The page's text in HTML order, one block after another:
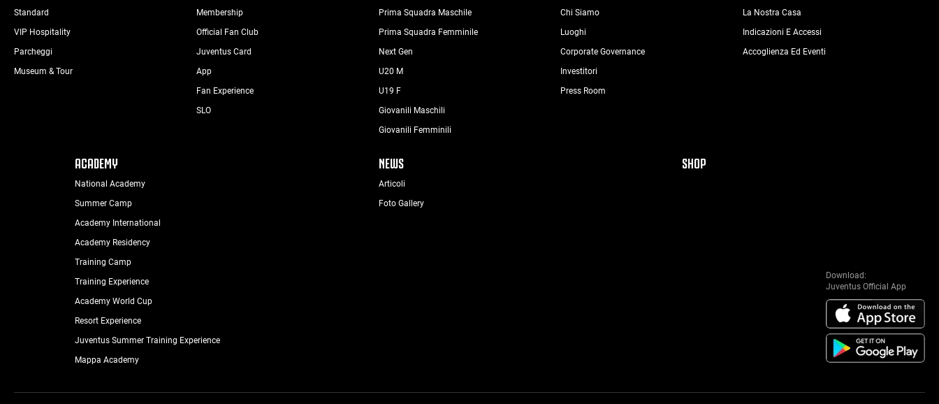
Standard
VIP Hospitality
Parcheggi
Museum & Tour
Membership
Official Fan Club
Juventus Card
App
Fan Experience
SLO
Prima Squadra Maschile
Prima Squadra Femminile
Next Gen
U20 M
U19 F
Giovanili Maschili
Giovanili Femminili
Chi Siamo
Luoghi
Corporate Governance
Investitori
Press Room
La Nostra Casa
Indicazioni E Accessi
Accoglienza Ed Eventi
ACADEMY
National Academy
Summer Camp
Academy International
Academy Residency
Training Camp
Training Experience
Academy World Cup
Resort Experience
Juventus Summer Training Experience
Mappa Academy
NEWS
Articoli
Foto Gallery
SHOP
Download:
Juventus Official App